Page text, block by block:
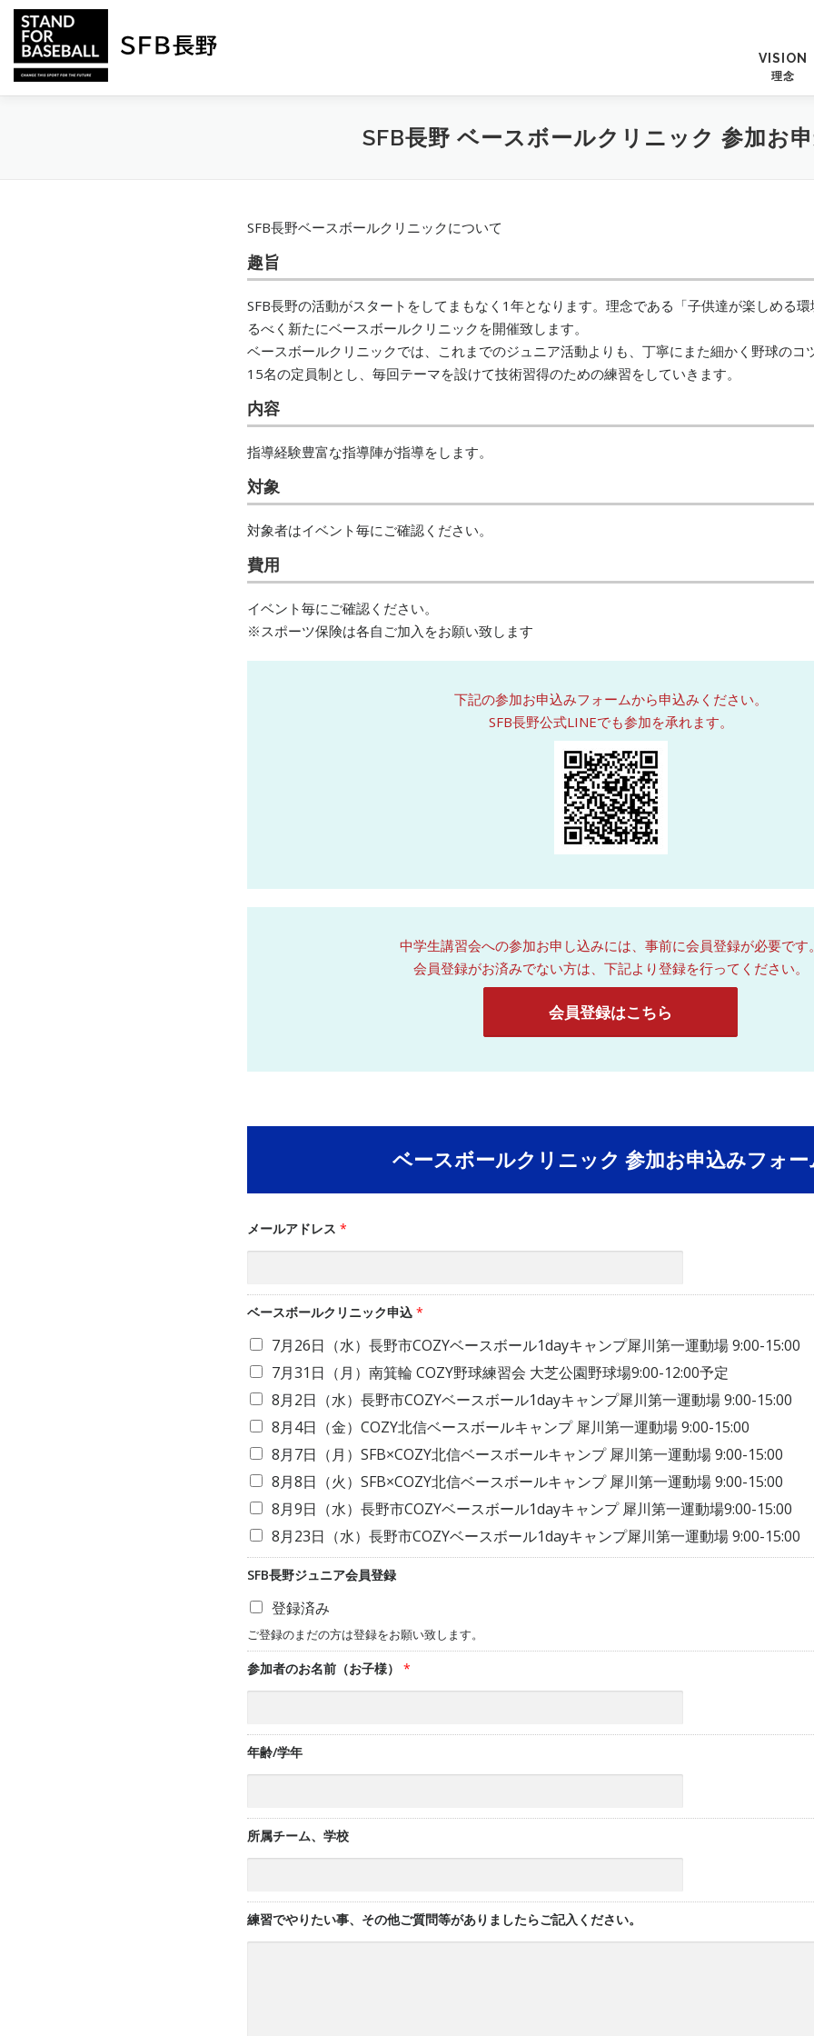
ツ
VISION
理念
SFB長野 ベースボールクリニック 参加お
SFB長野ベースボールクリニックについて
趣旨
SFB長野の活動がスタートをしてまもなく1年となります。理念である「子供達が楽しめる
るべく新たにベースボールクリニックを開催致します。
ベースボールクリニックでは、これまでのジュニア活動よりも、丁寧にまた細かく野球のコ
15名の定員制とし、毎回テーマを設けて技術習得のための練習をしていきます。
内容
指導経験豊富な指導陣が指導をします。
対象
対象者はイベント毎にご確認ください。
費用
イベント毎にご確認ください。
※スポーツ保険は各自ご加入をお願い致します
下記の参加お申込みフォームから申込みください。
SFB長野公式LINEでも参加を承れます。
中学生講習会への参加お申し込みには、事前に会員登録が必要です
会員登録がお済みでない方は、下記より登録を行ってください。
会員登録はこちら
ベースボールクリニック 参加お申込みフォー
メールアドレス *
ベースボールクリニック申込 *
7月26日（水）長野市COZYベースボール1dayキャンプ犀川第一運動場 9:00-15:00
7月31日（月）南箕輪 COZY野球練習会 大芝公園野球場9:00-12:00予定
8月2日（水）長野市COZYベースボール1dayキャンプ犀川第一運動場 9:00-15:00
8月4日（金）COZY北信ベースボールキャンプ 犀川第一運動場 9:00-15:00
8月7日（月）SFB×COZY北信ベースボールキャンプ 犀川第一運動場 9:00-15:00
8月8日（火）SFB×COZY北信ベースボールキャンプ 犀川第一運動場 9:00-15:00
8月9日（水）長野市COZYベースボール1dayキャンプ 犀川第一運動場9:00-15:00
8月23日（水）長野市COZYベースボール1dayキャンプ犀川第一運動場 9:00-15:00
SFB長野ジュニア会員登録
登録済み
ご登録のまだの方は登録をお願い致します。
参加者のお名前（お子様） *
年齢/学年
所属チーム、学校
練習でやりたい事、その他ご質問等がありましたらご記入ください。